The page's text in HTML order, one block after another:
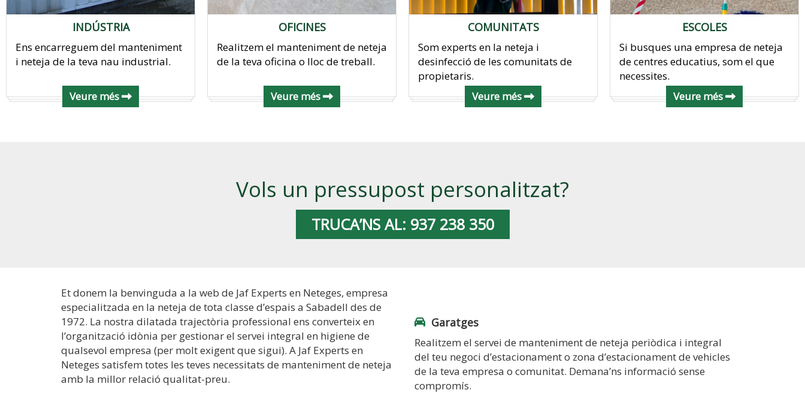
INDÚSTRIA
Ens encarreguem del manteniment
i neteja de la teva nau industrial.
Veure més
OFICINES
Realitzem el manteniment de neteja
de la teva oficina o lloc de treball.
Veure més
COMUNITATS
Som experts en la neteja i
desinfecció de les comunitats de
propietaris.
Veure més
ESCOLES
Si busques una empresa de neteja
de centres educatius, som el que
necessites.
Veure més
Vols un pressupost personalitzat?
TRUCA’NS AL: 937 238 350
Et donem la benvinguda a la web de Jaf Experts en Neteges, empresa
especialitzada en la neteja de tota classe d’espais a Sabadell des de
1972. La nostra dilatada trajectòria professional ens converteix en
l’organització idònia per gestionar el servei integral en higiene de
qualsevol empresa (per molt exigent que sigui). A Jaf Experts en
Neteges satisfem totes les teves necessitats de manteniment de neteja
amb la millor relació qualitat-preu.
Garatges
Realitzem el servei de manteniment de neteja periòdica i integral
del teu negoci d’estacionament o zona d’estacionament de vehicles
de la teva empresa o comunitat. Demana’ns informació sense
compromís.